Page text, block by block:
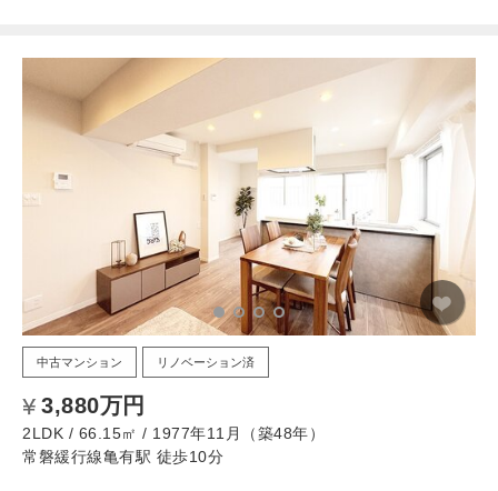
中古マンション リノベーション済
3,880万円
2LDK / 66.15㎡ / 1977年11月（築48年）
常磐緩行線亀有駅 徒歩10分